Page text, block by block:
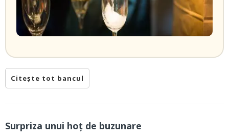
Citește tot bancul
Surpriza unui hoţ de buzunare